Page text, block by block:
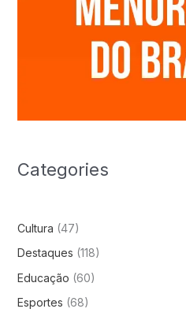
Categories
Cultura (47)
Destaques (118)
Educação (60)
Esportes (68)